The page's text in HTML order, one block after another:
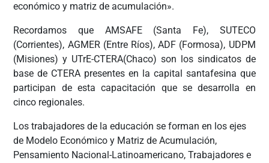
económico y matriz de acumulación».
Recordamos que AMSAFE (Santa Fe), SUTECO
(Corrientes), AGMER (Entre Ríos), ADF (Formosa), UDPM
(Misiones) y UTrE-CTERA(Chaco) son los sindicatos de
base de CTERA presentes en la capital santafesina que
participan de esta capacitación que se desarrolla en
cinco regionales.
Los trabajadores de la educación se forman en los ejes
de Modelo Económico y Matriz de Acumulación,
Pensamiento Nacional-Latinoamericano, Trabajadores e